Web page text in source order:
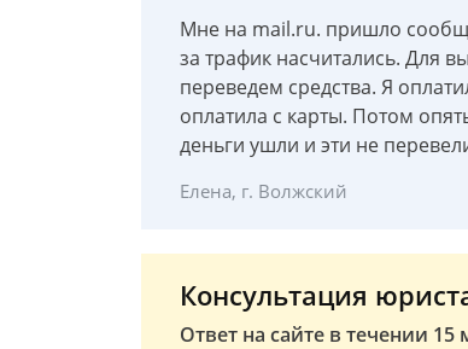
Мне на mail.ru. пришло
за трафик насчитались. Для
переведем средства. Я
оплатила с карты. Потом
деньги ушли и эти не
Елена, г. Волжский
Консультация
Ответ на сайте в течении 15